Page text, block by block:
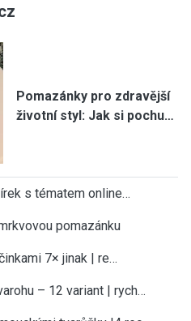
Pomazánky pro zdravější
životní styl: Jak si pochu…
s tématem online…
pomazánku
7× jinak | re…
– 12 variant | rych…